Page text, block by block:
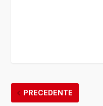
PRECEDENTE